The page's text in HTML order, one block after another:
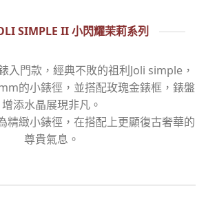
SIMPLE II 小閃耀茉莉系列
入門款，經典不敗的祖利Joli simple，
的小錶徑，並搭配玫瑰金錶框，錶盤
增添水晶展現非凡。
精緻小錶徑，在搭配上更顯復古奢華的
尊貴氣息。